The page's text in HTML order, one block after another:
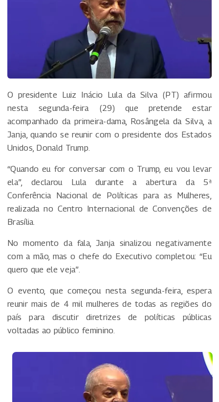
O presidente Luiz Inácio Lula da Silva (PT) afirmou
nesta segunda-feira (29) que pretende estar
acompanhado da primeira-dama, Rosângela da Silva, a
Janja, quando se reunir com o presidente dos Estados
Unidos, Donald Trump.
“Quando eu for conversar com o Trump, eu vou levar
ela”, declarou Lula durante a abertura da 5ª
Conferência Nacional de Políticas para as Mulheres,
realizada no Centro Internacional de Convenções de
Brasília.
No momento da fala, Janja sinalizou negativamente
com a mão, mas o chefe do Executivo completou: “Eu
quero que ele veja”.
O evento, que começou nesta segunda-feira, espera
reunir mais de 4 mil mulheres de todas as regiões do
país para discutir diretrizes de políticas públicas
voltadas ao público feminino.